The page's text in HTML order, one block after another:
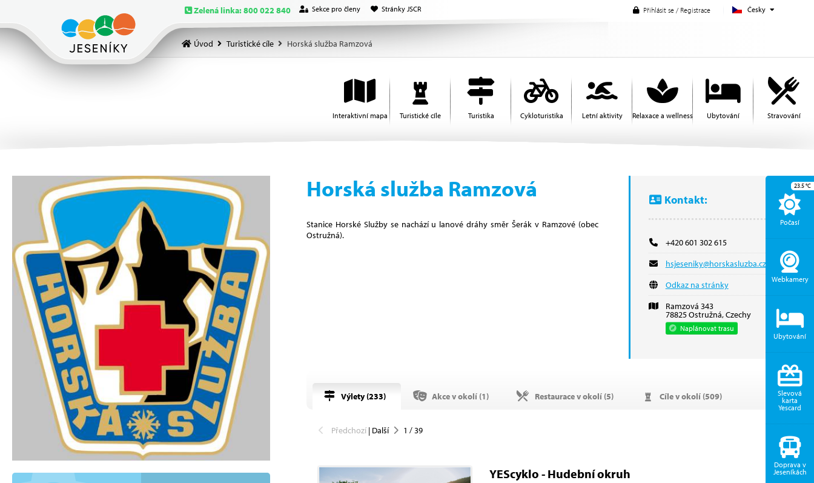
Česky
Přihlásit se / Registrace
Zelená linka: 800 022 840 Sekce pro členy Stránky JSCR
Úvod Turistické cíle Horská služba Ramzová
Interaktivní mapa Turistické cíle Turistika Cykloturistika Letní aktivity Relaxace a wellness Ubytování Stravování
Kontakt:
+420 601 302 615
hsjeseniky@horskasluzba.cz
Odkaz na stránky
Ramzová 343
78825 Ostružná, Czechy
Naplánovat trasu
Horská služba Ramzová
Stanice Horské Služby se nachází u lanové dráhy směr Šerák v Ramzové (obec
Ostružná).
Výlety (233) Akce v okolí (1) Restaurace v okolí (5) Cíle v okolí (509)
Předchozí | Další 1 /39
YEScyklo - Hudební okruh
Počasí
23.5°C
Webkamery
Ubytování
Slevová
karta
Yescard
Doprava v
Jeseníkách